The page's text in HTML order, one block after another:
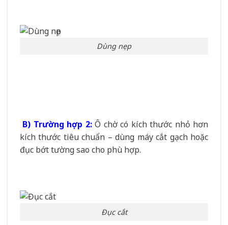
Dùng nẹp
B) Trường hợp 2: Ô chờ có kích thước nhỏ hơn
kích thước tiêu chuẩn – dùng máy cắt gạch hoặc
đục bớt tường sao cho phù hợp.
Đục cắt